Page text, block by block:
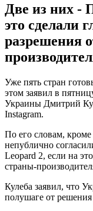
Две из них -
это сделали
разрешения
Уже пять стран
этом заявил в
Украины Дмитрий
Instagram.
По его словам,
непублично
Leopard 2, если на
страны-
Кулеба заявил, что
полушаге от